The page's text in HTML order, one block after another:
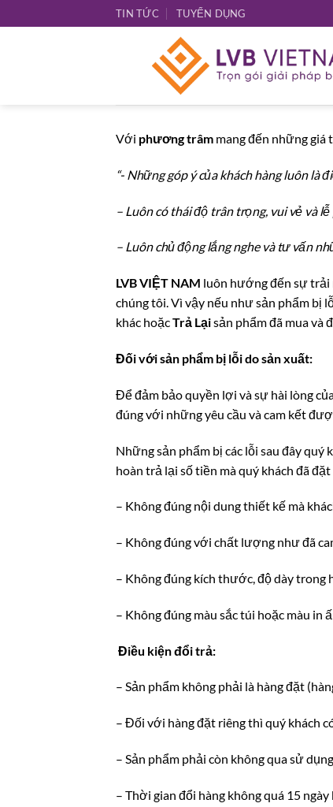
qua
TIN TỨC TUYỂN DỤNG
Với phương trâm mang đến những giá
“- Những góp ý của khách hàng luôn là
– Luôn có thái độ trân trọng, vui vẻ và
– Luôn chủ động lắng nghe và tư vấn
LVB VIỆT NAM luôn hướng đến sự trải
chúng tôi. Vì vậy nếu như sản phẩm bị
khác hoặcTrả Lạisản phẩm đã mua và
Đối với sản phẩm bị lỗi do sản xuất:
Để đảm bảo quyền lợi và sự hài lòng
đúng với những yêu cầu và cam kết
Những sản phẩm bị các lỗi sau đây
hoàn trả lại số tiền mà quý khách đã
– Không đúng nội dung thiết kế mà
– Không đúng với chất lượng như đã
– Không đúng kích thước, độ dày trong
– Không đúng màu sắc túi hoặc màu in
Điều kiện đổi trả:
– Sản phẩm không phải là hàng đặt
– Đối với hàng đặt riêng thì quý khách
– Sản phẩm phải còn không qua sử
– Thời gian đổi hàng không quá 15 ngày